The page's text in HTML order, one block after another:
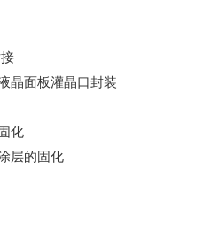
晶面板灌晶口封装
化
层的固化